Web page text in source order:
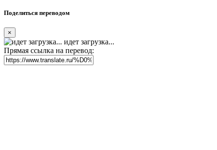
Поделиться переводом
×
идет загрузка...
Прямая ссылка на перевод: